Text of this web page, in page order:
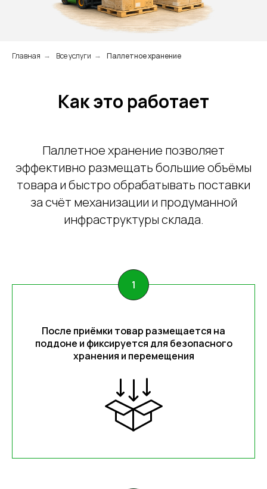
Главная → Все услуги → Паллетное хранение
Как это работает
Паллетное хранение позволяет
эффективно размещать большие объёмы
товара и быстро обрабатывать поставки
за счёт механизации и продуманной
инфраструктуры склада.
После приёмки товар размещается на
поддоне и фиксируется для безопасного
хранения и перемещения